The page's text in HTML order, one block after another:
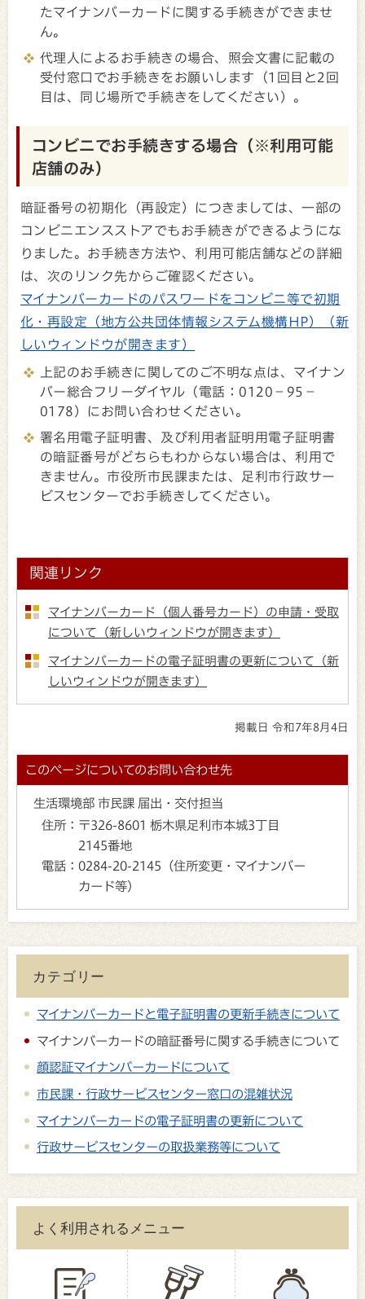
たマイナンバーカードに関する手続きができませ
ん。
代理人によるお手続きの場合、照会文書に記載の
受付窓口でお手続きをお願いします（1回目と2回
目は、同じ場所で手続きをしてください）。
コンビニでお手続きする場合（※利用可能
店舗のみ）
暗証番号の初期化（再設定）につきましては、一部の
コンビニエンスストアでもお手続きができるようにな
りました。お手続き方法や、利用可能店舗などの詳細
は、次のリンク先からご確認ください。
マイナンバーカードのパスワードをコンビニ等で初期
化・再設定（地方公共団体情報システム機構HP）（新
しいウィンドウが開きます）
上記のお手続きに関してのご不明な点は、マイナン
バー総合フリーダイヤル（電話：0120－95－
0178）にお問い合わせください。
署名用電子証明書、及び利用者証明用電子証明書
の暗証番号がどちらもわからない場合は、利用で
きません。市役所市民課または、足利市行政サー
ビスセンターでお手続きしてください。
関連リンク
マイナンバーカード（個人番号カード）の申請・受取
について（新しいウィンドウが開きます）
マイナンバーカードの電子証明書の更新について（新
しいウィンドウが開きます）
掲載日 令和7年8月4日
このページについてのお問い合わせ先
生活環境部 市民課 届出・交付担当
住所： 〒326-8601 栃木県足利市本城3丁目
2145番地
電話： 0284-20-2145（住所変更・マイナンバー
カード等）
カテゴリー
マイナンバーカードと電子証明書の更新手続きについて
マイナンバーカードの暗証番号に関する手続きについて
顔認証マイナンバーカードについて
市民課・行政サービスセンター窓口の混雑状況
マイナンバーカードの電子証明書の更新について
行政サービスセンターの取扱業務等について
よく利用されるメニュー